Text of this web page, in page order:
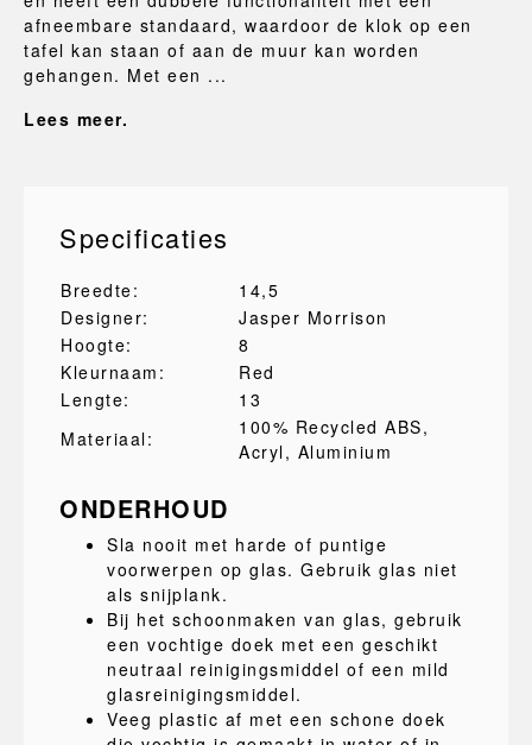
afneembare standaard, waardoor de klok op een
tafel kan staan of aan de muur kan worden
gehangen. Met een ...
Lees meer.
Specificaties
Breedte:
14,5
Designer:
Jasper Morrison
Hoogte:
8
Kleurnaam:
Red
Lengte:
13
Materiaal:
100% Recycled ABS,
Acryl, Aluminium
ONDERHOUD
Sla nooit met harde of puntige
voorwerpen op glas. Gebruik glas niet
als snijplank.
Bij het schoonmaken van glas, gebruik
een vochtige doek met een geschikt
neutraal reinigingsmiddel of een mild
glasreinigingsmiddel.
Veeg plastic af met een schone doek